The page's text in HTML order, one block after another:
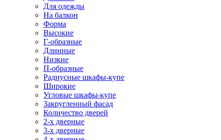
Для одежды
На балкон
Форма
Высокие
Г-образные
Длинные
Низкие
П-образные
Радиусные шкафы-купе
Широкие
Угловые шкафы-купе
Закругленный фасад
Количество дверей
2-х дверные
3-х дверные